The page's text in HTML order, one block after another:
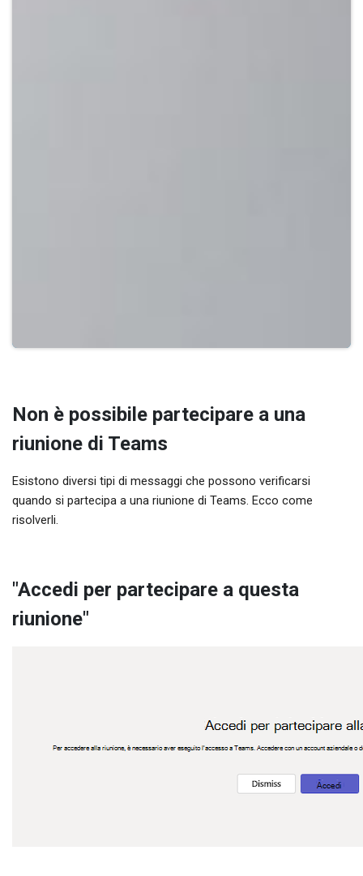
Non è possibile partecipare a una
riunione di Teams
Esistono diversi tipi di messaggi che possono verificarsi
quando si partecipa a una riunione di Teams. Ecco come
risolverli.
"Accedi per partecipare a questa
riunione"